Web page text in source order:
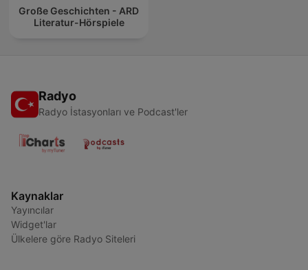
Große Geschichten - ARD
Literatur-Hörspiele
Radyo
Radyo İstasyonları ve Podcast'ler
Kaynaklar
Yayıncılar
Widget'lar
Ülkelere göre Radyo Siteleri